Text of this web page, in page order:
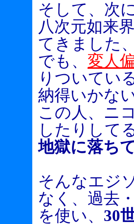
そして、次
八次元如来
てきました、
でも、 変人
りついてい
納得いかな
この人、ニ
したりして
地獄に落ち
そんなエジ
なく、過去
を使い、 30